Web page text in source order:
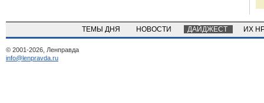
ТЕМЫ ДНЯ НОВОСТИ ДАЙДЖЕСТ ИХ
© 2001-2026, Ленправда
info@lenpravda.ru